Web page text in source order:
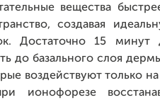
вещества
создавая
Достаточно 15 минут
до базального слоя
воздействуют только
ионофорезе